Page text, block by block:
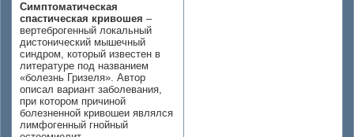
Симптоматическая
спастическая кривошея –
вертеброгенный локальный
дистонический мышечный
синдром, который известен в
литературе под названием
«болезнь Гризеля». Автор
описал вариант заболевания,
при котором причиной
болезненной кривошеи являлся
лимфогенный гнойный